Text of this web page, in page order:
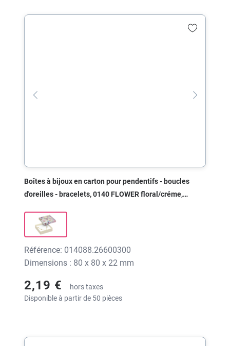
Boîtes à bijoux en carton pour pendentifs - boucles
d'oreilles - bracelets, 0140 FLOWER floral/créme,
Référence: 014088.26600300
Dimensions : 80 x 80 x 22 mm
2,19 €
hors taxes
Disponible à partir de 50 pièces